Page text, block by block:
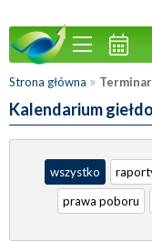
Strona główna »
Kalendarium
wszystko
prawa poboru